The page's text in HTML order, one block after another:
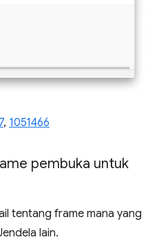
, 1051466
pembuka untuk
tentang frame mana yang
lain.